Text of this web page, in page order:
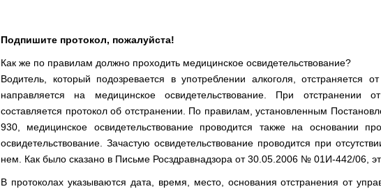
Подпишите протокол, пожалуйста!
Как же по правилам должно проходить медицинское освидетельствование?
Водитель, который подозревается в употреблении алкоголя, отстраняется
направляется на медицинское освидетельствование. При отстранении
составляется протокол об отстранении. По правилам, установленным
930, медицинское освидетельствование проводится также на основании
освидетельствование. Зачастую освидетельствование проводится при
нем. Как было сказано в Письме Росздравнадзора от 30.05.2006 № 01И-442/06,
В протоколах указываются дата, время, место, основания отстранения от